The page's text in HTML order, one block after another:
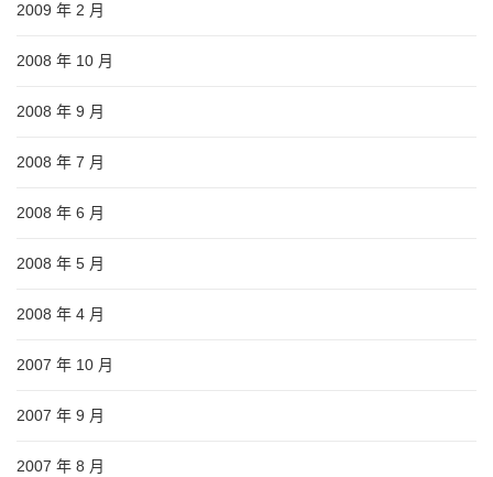
2009 年 2 月
2008 年 10 月
2008 年 9 月
2008 年 7 月
2008 年 6 月
2008 年 5 月
2008 年 4 月
2007 年 10 月
2007 年 9 月
2007 年 8 月